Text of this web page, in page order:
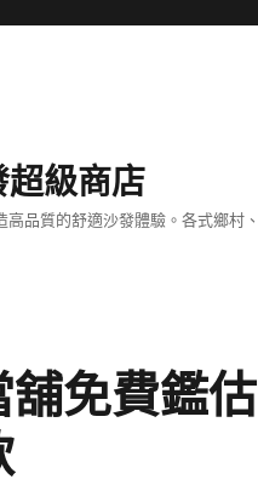
超級商店
品質的舒適沙發體驗。各式鄉村
免費鑑